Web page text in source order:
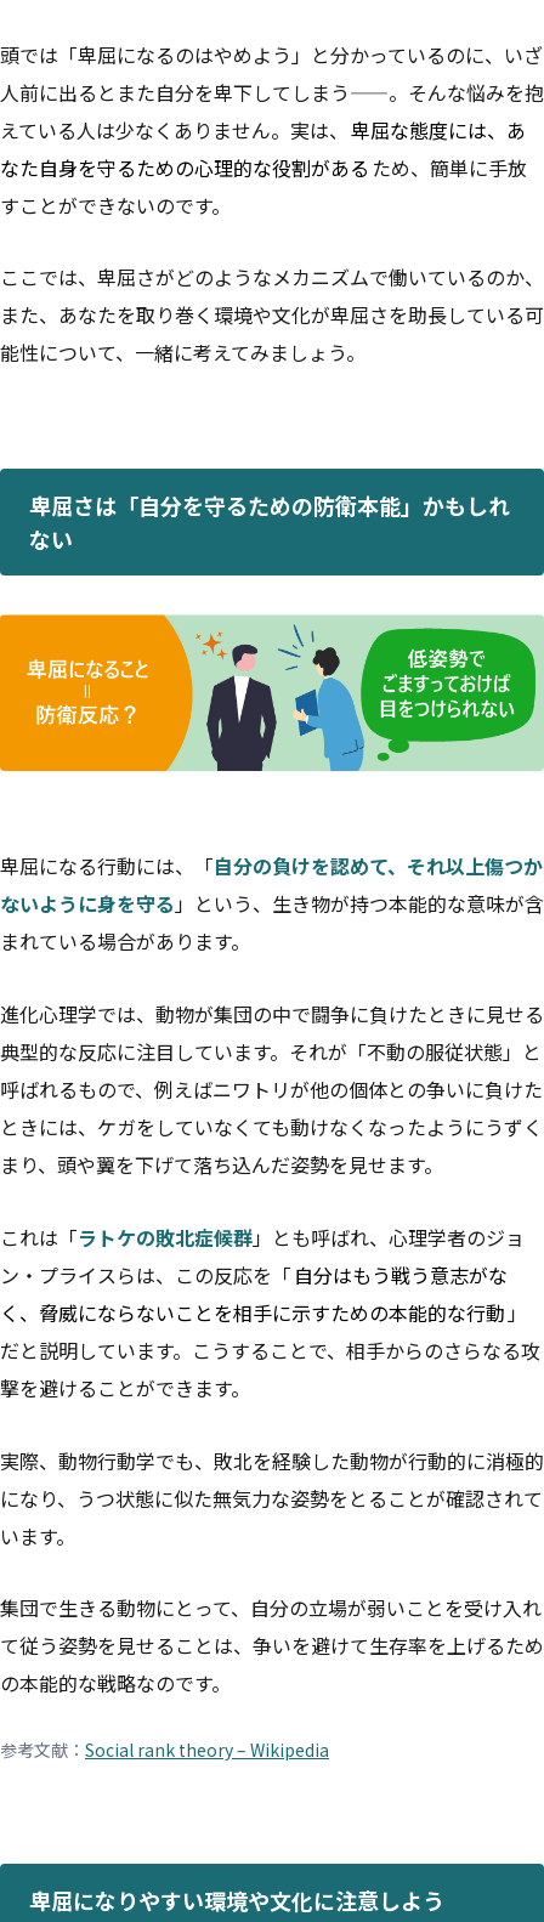
頭では「卑屈になるのはやめよう」と分かっているのに、いざ
人前に出るとまた自分を卑下してしまう——。そんな悩みを抱
えている人は少なくありません。実は、 卑屈な態度には、あ
なた自身を守るための心理的な役割がある ため、簡単に手放
すことができないのです。
ここでは、卑屈さがどのようなメカニズムで働いているのか、
また、あなたを取り巻く環境や文化が卑屈さを助長している可
能性について、一緒に考えてみましょう。
卑屈さは「自分を守るための防衛本能」かもしれ
ない
卑屈になる行動には、「自分の負けを認めて、それ以上傷つか
ないように身を守る」という、生き物が持つ本能的な意味が含
まれている場合があります。
進化心理学では、動物が集団の中で闘争に負けたときに見せる
典型的な反応に注目しています。それが「不動の服従状態」と
呼ばれるもので、例えばニワトリが他の個体との争いに負けた
ときには、ケガをしていなくても動けなくなったようにうずく
まり、頭や翼を下げて落ち込んだ姿勢を見せます。
これは「ラトケの敗北症候群」とも呼ばれ、心理学者のジョ
ン・プライスらは、この反応を「 自分はもう戦う意志がな
く、脅威にならないことを相手に示すための本能的な行動 」
だと説明しています。こうすることで、相手からのさらなる攻
撃を避けることができます。
実際、動物行動学でも、敗北を経験した動物が行動的に消極的
になり、うつ状態に似た無気力な姿勢をとることが確認されて
います。
集団で生きる動物にとって、自分の立場が弱いことを受け入れ
て従う姿勢を見せることは、争いを避けて生存率を上げるため
の本能的な戦略なのです。
参考文献： Social rank theory – Wikipedia
卑屈になりやすい環境や文化に注意しよう